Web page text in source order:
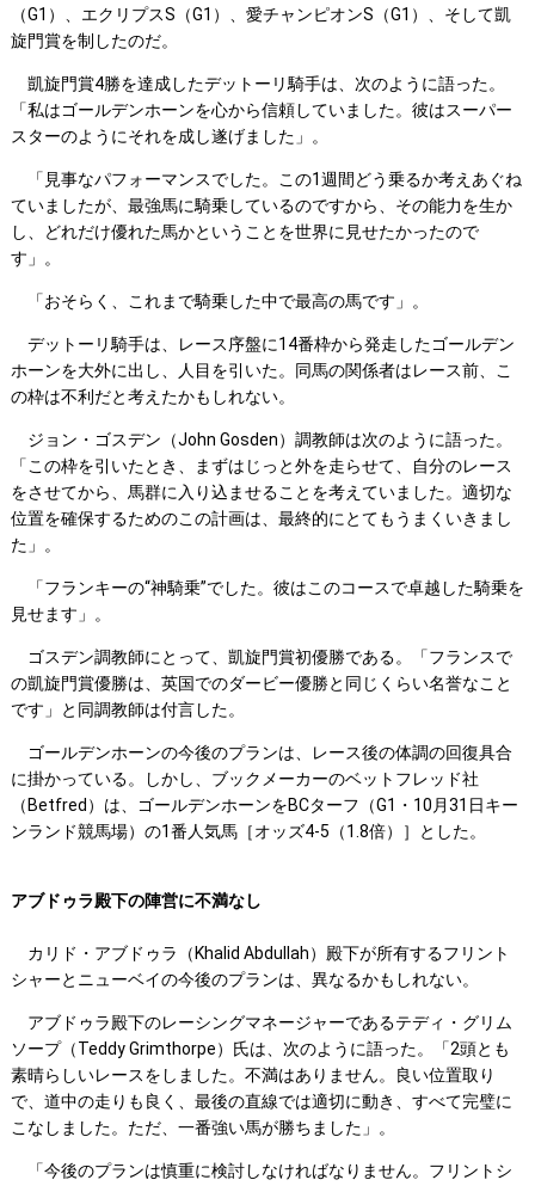
（G1）、エクリプスS（G1）、愛チャンピオンS（G1）、そして凱
旋門賞を制したのだ。
凱旋門賞4勝を達成したデットーリ騎手は、次のように語った。
「私はゴールデンホーンを心から信頼していました。彼はスーパー
スターのようにそれを成し遂げました」。
「見事なパフォーマンスでした。この1週間どう乗るか考えあぐね
ていましたが、最強馬に騎乗しているのですから、その能力を生か
し、どれだけ優れた馬かということを世界に見せたかったので
す」。
「おそらく、これまで騎乗した中で最高の馬です」。
デットーリ騎手は、レース序盤に14番枠から発走したゴールデン
ホーンを大外に出し、人目を引いた。同馬の関係者はレース前、こ
の枠は不利だと考えたかもしれない。
ジョン・ゴスデン（John Gosden）調教師は次のように語った。
「この枠を引いたとき、まずはじっと外を走らせて、自分のレース
をさせてから、馬群に入り込ませることを考えていました。適切な
位置を確保するためのこの計画は、最終的にとてもうまくいきまし
た」。
「フランキーの“神騎乗”でした。彼はこのコースで卓越した騎乗を
見せます」。
ゴスデン調教師にとって、凱旋門賞初優勝である。「フランスで
の凱旋門賞優勝は、英国でのダービー優勝と同じくらい名誉なこと
です」と同調教師は付言した。
ゴールデンホーンの今後のプランは、レース後の体調の回復具合
に掛かっている。しかし、ブックメーカーのベットフレッド社
（Betfred）は、ゴールデンホーンをBCターフ（G1・10月31日キー
ンランド競馬場）の1番人気馬［オッズ4-5（1.8倍）］とした。
アブドゥラ殿下の陣営に不満なし
カリド・アブドゥラ（Khalid Abdullah）殿下が所有するフリント
シャーとニューベイの今後のプランは、異なるかもしれない。
アブドゥラ殿下のレーシングマネージャーであるテディ・グリム
ソープ（Teddy Grimthorpe）氏は、次のように語った。「2頭とも
素晴らしいレースをしました。不満はありません。良い位置取り
で、道中の走りも良く、最後の直線では適切に動き、すべて完璧に
こなしました。ただ、一番強い馬が勝ちました」。
「今後のプランは慎重に検討しなければなりません。フリントシ